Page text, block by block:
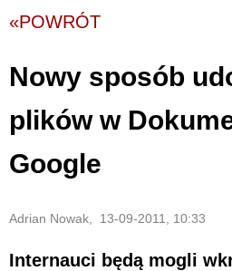
«POWRÓT
Nowy sposób
plików w
Google
Adrian Nowak, 13-09-2011, 10:33
Internauci będą mogli